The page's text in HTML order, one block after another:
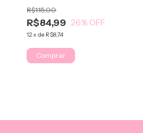
R$84,99
R$115,00
26% OFF
12xde R$8,74